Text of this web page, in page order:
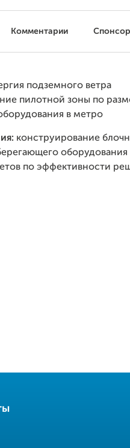
Комментарии
подземного ветра
пилотной зоны по
в метро
конструирование
оборудования
по эффективности